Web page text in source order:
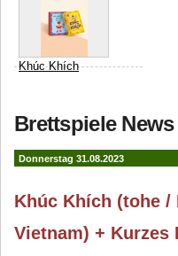
Khúc Khích
Vietnam (ehemals
Boardgame Vietnam)
Brettspiele News
Donnerstag 31.08.2023
Khúc Khích (tohe /
Vietnam) + Kurzes